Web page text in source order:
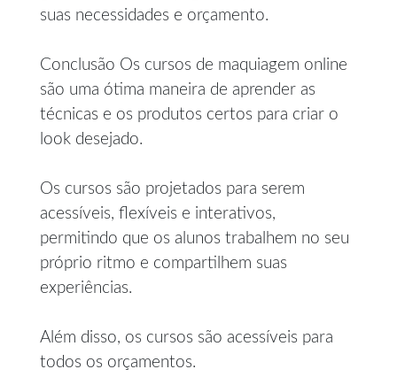
suas necessidades e orçamento.
Conclusão Os cursos de maquiagem online
são uma ótima maneira de aprender as
técnicas e os produtos certos para criar o
look desejado.
Os cursos são projetados para serem
acessíveis, flexíveis e interativos,
permitindo que os alunos trabalhem no seu
próprio ritmo e compartilhem suas
experiências.
Além disso, os cursos são acessíveis para
todos os orçamentos.